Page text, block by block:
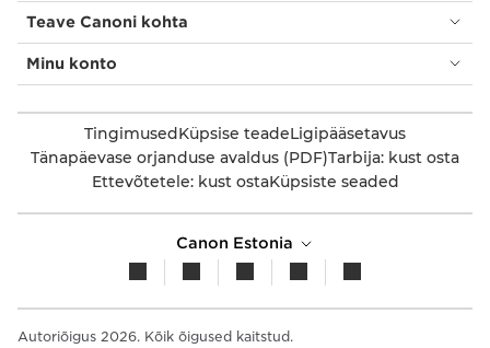
Teave Canoni kohta
Minu konto
TingimusedKüpsise teadeLigipääsetavus
Tänapäevase orjanduse avaldus (PDF)Tarbija: kust osta
Ettevõtetele: kust ostaKüpsiste seaded
Canon Estonia
Autoriõigus 2026. Kõik õigused kaitstud.